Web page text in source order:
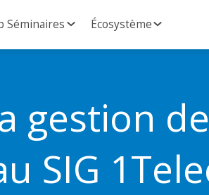
Séminaires Écosystème
gestion
SIG